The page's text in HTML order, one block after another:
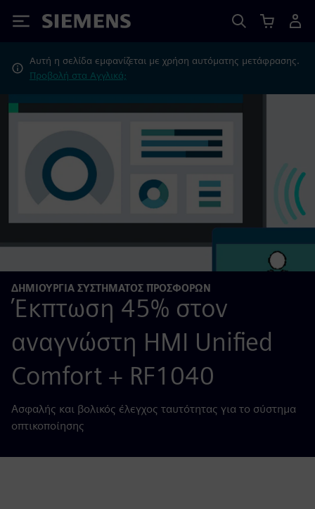
Siemens
Αυτή η σελίδα εμφανίζεται με χρήση αυτόματης μετάφρασης.
Προβολή στα Αγγλικά;
ΔΗΜΙΟΥΡΓΊΑ ΣΥΣΤΉΜΑΤΟΣ ΠΡΟΣΦΟΡΏΝ
Έκπτωση 45% στον
αναγνώστη HMI Unified
Comfort + RF1040
Ασφαλής και βολικός έλεγχος ταυτότητας για το σύστημα
οπτικοποίησης